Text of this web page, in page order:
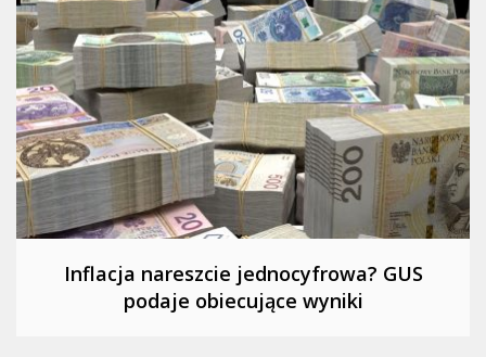
Inflacja nareszcie jednocyfrowa? GUS
podaje obiecujące wyniki